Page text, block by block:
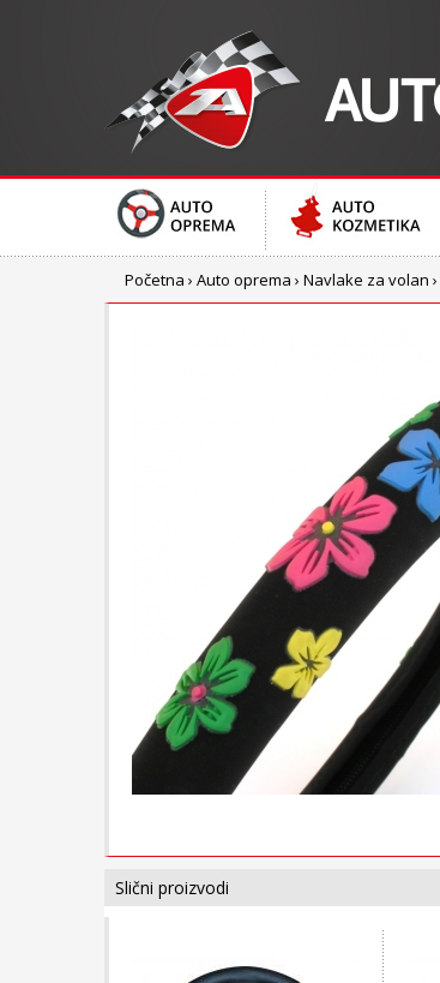
Početna › Auto oprema › Navlake za volan ›
Slični proizvodi